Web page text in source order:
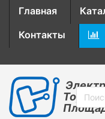
Главная
Контакты